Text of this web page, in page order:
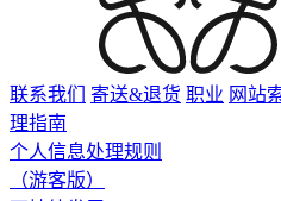
联系我们 寄送&退货 职业 网站
理指南
个人信息处理规则
（游客版）